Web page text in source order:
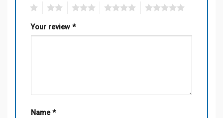
Your review *
Name*